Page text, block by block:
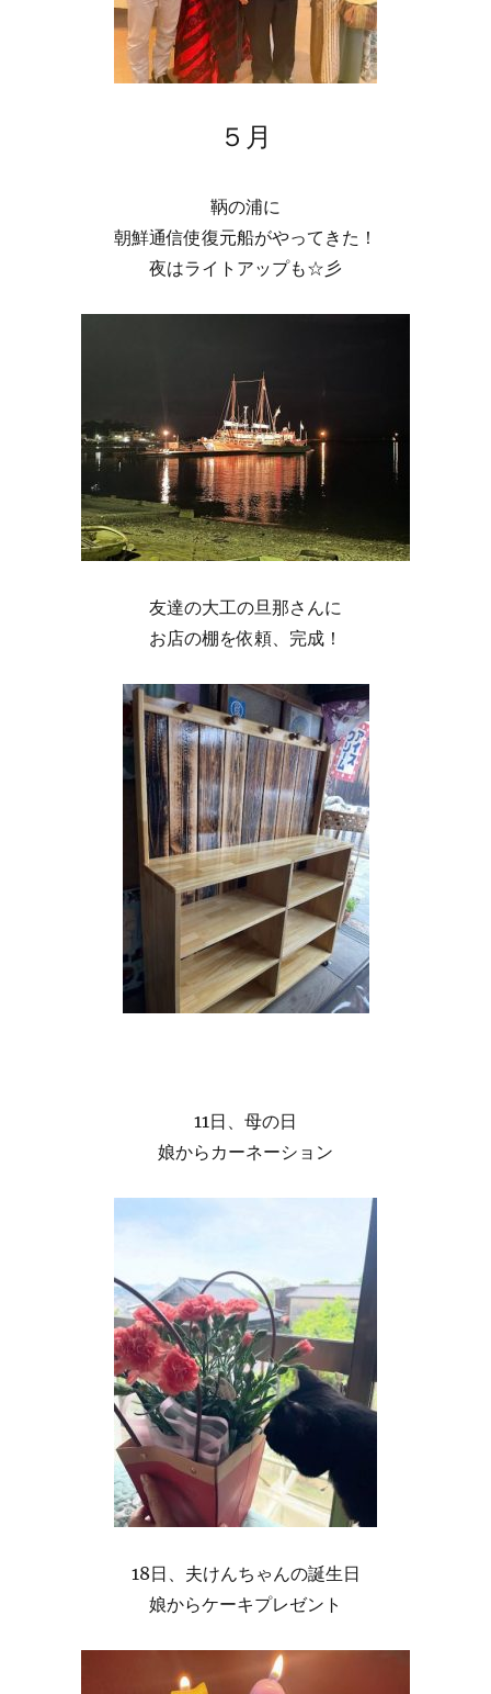
５月
鞆の浦に
朝鮮通信使復元船がやってきた！
夜はライトアップも☆彡
友達の大工の旦那さんに
お店の棚を依頼、完成！
11日、母の日
娘からカーネーション
18日、夫けんちゃんの誕生日
娘からケーキプレゼント